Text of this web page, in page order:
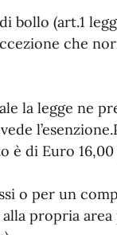
bollo (art.1
che
la legge ne
di Euro
o per un
propria